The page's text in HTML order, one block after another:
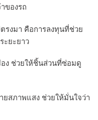
ของรถ
รงมา คือการลงทุนที่ช่วย
ะยะยาว
อง ช่วยให้ชิ้นส่วนที่ซ่อมดู
ยสภาพแสง ช่วยให้มั่นใจว่า